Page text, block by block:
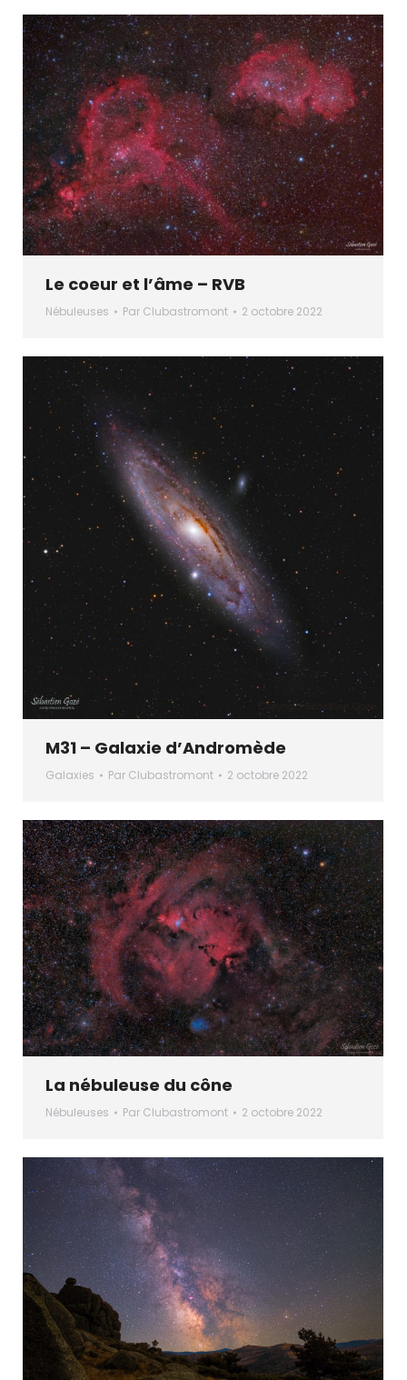
Le coeur et l’âme – RVB
Nébuleuses Par Clubastromont 2 octobre 2022
M31 – Galaxie d’Andromède
Galaxies Par Clubastromont 2 octobre 2022
La nébuleuse du cône
Nébuleuses Par Clubastromont 2 octobre 2022